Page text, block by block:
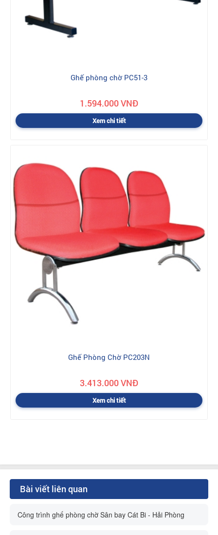
Ghế phòng chờ PC51-3
1.594.000 VNĐ
Xem chi tiết
Ghế Phòng Chờ PC203N
3.413.000 VNĐ
Xem chi tiết
Bài viết liên quan
Công trình ghế phòng chờ Sân bay Cát Bi - Hải Phòng